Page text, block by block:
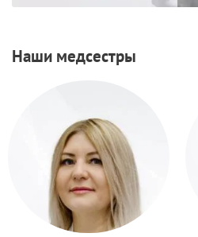
Наши медсестры